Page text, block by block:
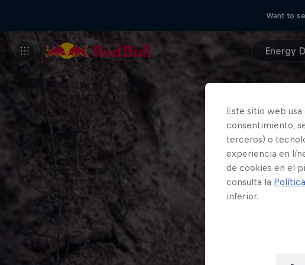
Want to
Energy
Este sitio web
consentimiento,
terceros) o
experiencia en
de cookies en el
consulta la
inferior.